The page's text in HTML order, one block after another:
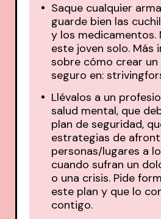
Saque cualquier
guarde bien las
y los medicamentos.
este joven solo. Más
sobre cómo crear
seguro en:
Llévalos a un
salud mental, que
plan de seguridad,
estrategias de
personas/lugares a
cuando sufran un
o una crisis. Pide
este plan y que lo
contigo.